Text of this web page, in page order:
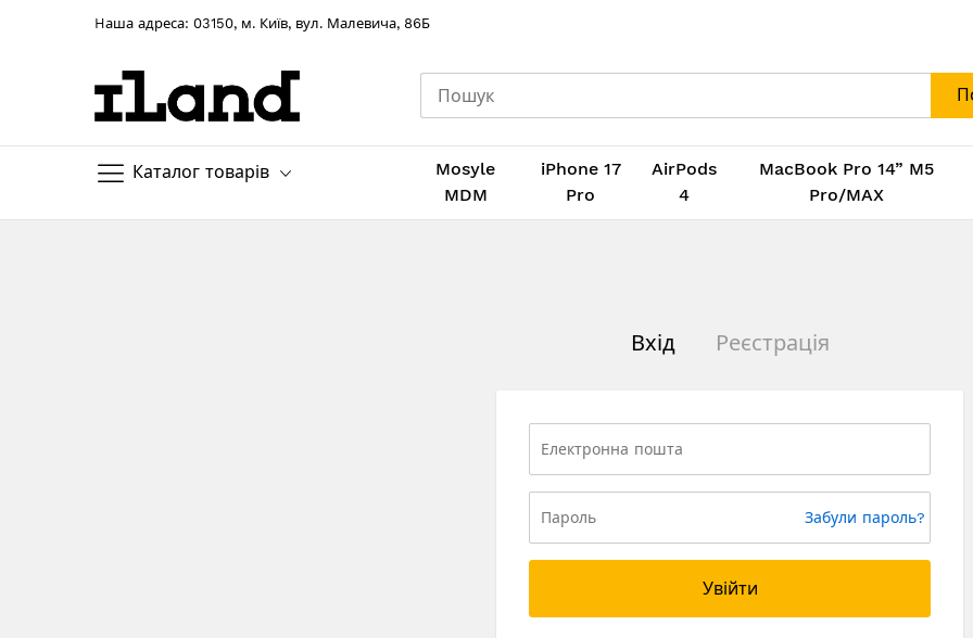
Hаша адреса: 03150, м. Київ, вул. Малевича, 86Б
Каталог товарів
Mosyle
MDM
iPhone 17
Pro
AirPods
4
MacBook Pro 14” M5
Pro/MAX
Вхід Реєстрація
Забули пароль?
Увійти